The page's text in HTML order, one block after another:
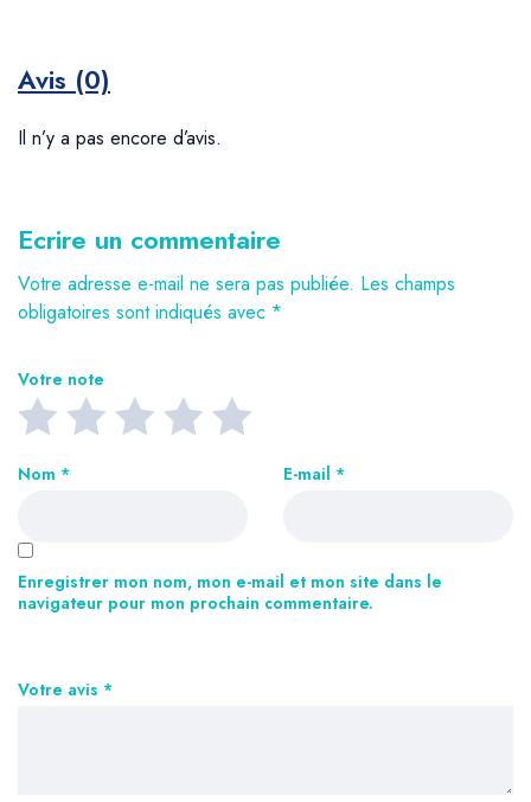
Avis (0)
Il n’y a pas encore d’avis.
Ecrire un commentaire
Votre adresse e-mail ne sera pas publiée. Les champs
obligatoires sont indiqués avec *
Votre note
Votre avis *
Nom * E-mail *
Enregistrer mon nom, mon e-mail et mon site dans le
navigateur pour mon prochain commentaire.